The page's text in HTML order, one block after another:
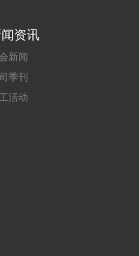
资讯
新闻
季刊
活动